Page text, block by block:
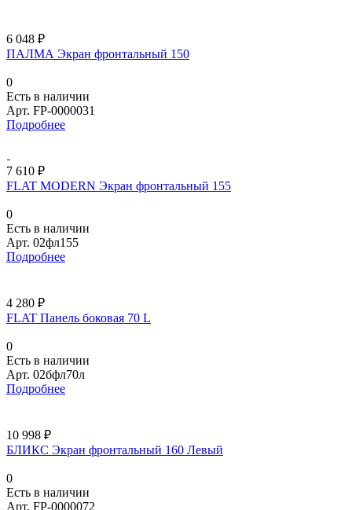
6 048 ₽
ПАЛМА Экран фронтальный 150
0
Есть в наличии
Арт. FP-0000031
Подробнее
7 610 ₽
FLAT MODERN Экран фронтальный 155
0
Есть в наличии
Арт. 02фл155
Подробнее
4 280 ₽
FLAT Панель боковая 70 L
0
Есть в наличии
Арт. 02бфл70л
Подробнее
10 998 ₽
БЛИКС Экран фронтальный 160 Левый
0
Есть в наличии
Арт. FP-0000072